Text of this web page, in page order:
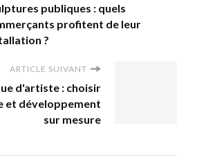
publiques : quels
profitent de leur
?
ARTICLE SUIVANT
d'artiste : choisir
et développement
sur mesure